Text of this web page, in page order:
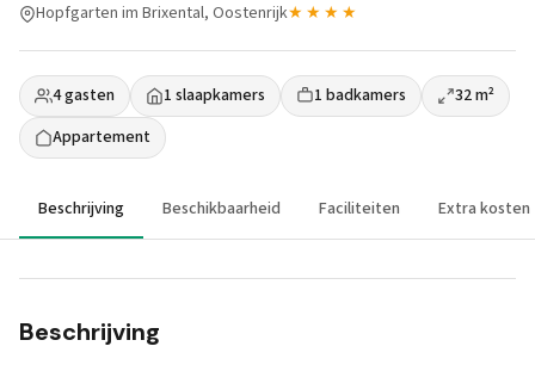
Hopfgarten im Brixental, Oostenrijk★★★★
4 gasten 1 slaapkamers 1 badkamers
32 m²
Appartement
Beschrijving Beschikbaarheid Faciliteiten Extra kosten
Beschrijving